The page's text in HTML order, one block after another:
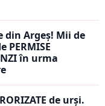
din Argeș! Mii de
PERMISE
în urma
de urși.